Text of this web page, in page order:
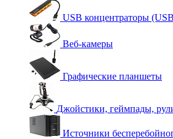
USB концентраторы
Веб-камеры
Графические планшеты
Джойстики, геймпады,
Источники